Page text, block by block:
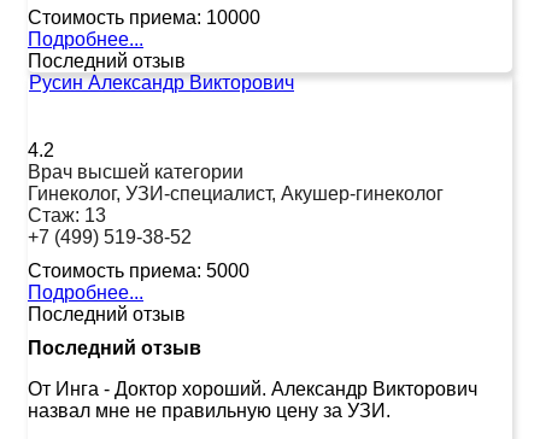
Стоимость приема: 10000
Подробнее...
Последний отзыв
Русин Александр Викторович
4.2
Врач высшей категории
Гинеколог, УЗИ-специалист, Акушер-гинеколог
Стаж: 13
+7 (499) 519-38-52
Стоимость приема: 5000
Подробнее...
Последний отзыв
Последний отзыв
От Инга - Доктор хороший. Александр Викторович
назвал мне не правильную цену за УЗИ.